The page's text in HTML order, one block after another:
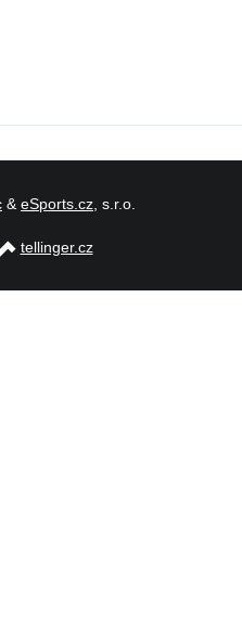
& eSports.cz , s.r.o.
tellinger.cz